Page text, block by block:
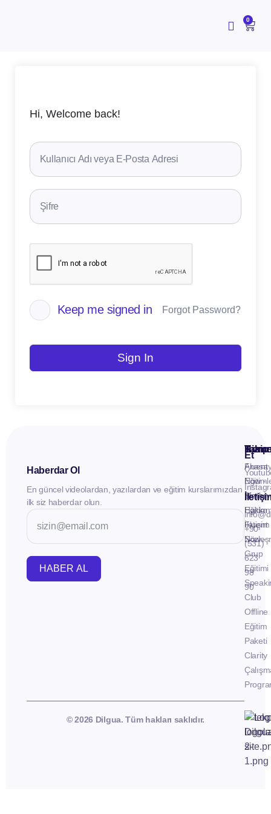
0
Hi, Welcome back!
Keep me signed in Forgot Password?
Sign In
Haberdar Ol
En güncel videolardan, yazılardan ve eğitim kurslarımızdan
ilk siz haberdar olun.
HABER AL
İletişim
Fluent
Now -
Birebir
Eğitim
Fluent
Now -
Grup
Eğitimi
Club
Offline
Eğitim
Paketi
Clarity
Takip
Et
+90
(531)
623
98
90
© 2026 Dilgua. Tüm hakları saklıdır.